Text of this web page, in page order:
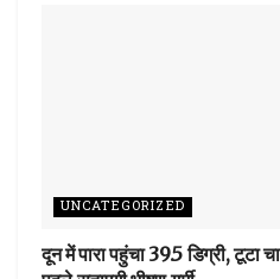
UNCATEGORIZED
दून में पारा पहुंचा 39.5 डिग्री, टूटा